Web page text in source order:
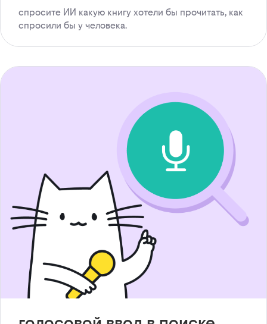
спросите ИИ какую книгу хотели бы прочитать, как
спросили бы у человека.